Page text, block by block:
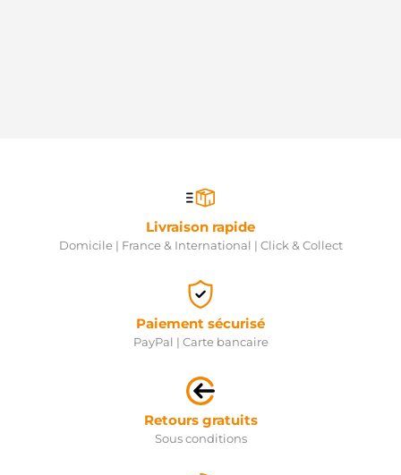
Livraison rapide
Domicile | France & International | Click & Collect
Paiement sécurisé
PayPal | Carte bancaire
Retours gratuits
Sous conditions